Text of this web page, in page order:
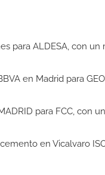
para ALDESA, con
en Madrid para
para FCC, con
en Vicalvaro